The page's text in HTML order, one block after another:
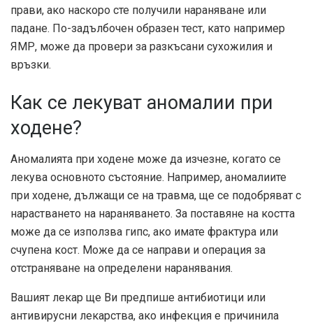
прави, ако наскоро сте получили нараняване или
падане. По-задълбочен образен тест, като например
ЯМР, може да провери за разкъсани сухожилия и
връзки.
Как се лекуват аномалии при
ходене?
Аномалията при ходене може да изчезне, когато се
лекува основното състояние. Например, аномалиите
при ходене, дължащи се на травма, ще се подобряват с
нарастването на нараняването. За поставяне на костта
може да се използва гипс, ако имате фрактура или
счупена кост. Може да се направи и операция за
отстраняване на определени наранявания.
Вашият лекар ще Ви предпише антибиотици или
антивирусни лекарства, ако инфекция е причинила